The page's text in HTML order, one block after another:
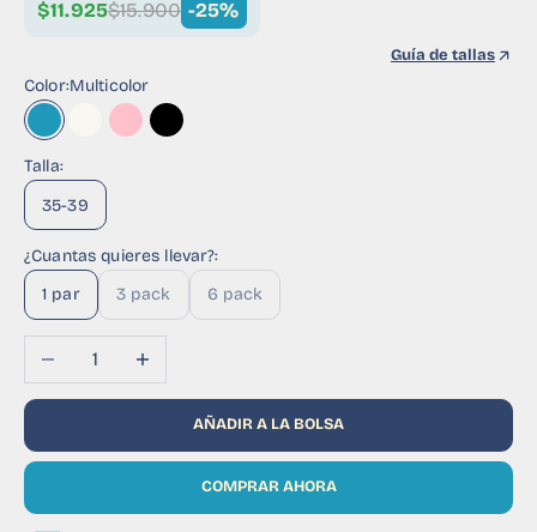
$11.925$15.900 -25%
Guía de tallas
Color:Multicolor
MulticolorCorazón Marfil
Corazón Rosa
Corazón Negra
Talla:
35-39
¿Cuantas quieres llevar?:
1 par
3 pack 6 pack
Reducir cantidadAumentar cantidad
AÑADIR A LA BOLSA
COMPRAR AHORA